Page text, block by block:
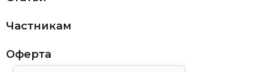
Частникам
Оферта